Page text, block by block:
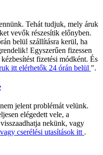
Tehát tudjuk, mely áruk
vevők részesítik előnyben.
belül szállításra kerül, ha
Egyszerűen fizessen
fizetési módként. És
itt elérhetők 24 órán belül ".
jelent problémát velünk.
elégedett vele, a
nekünk, vagy
cserélési utasítások itt .